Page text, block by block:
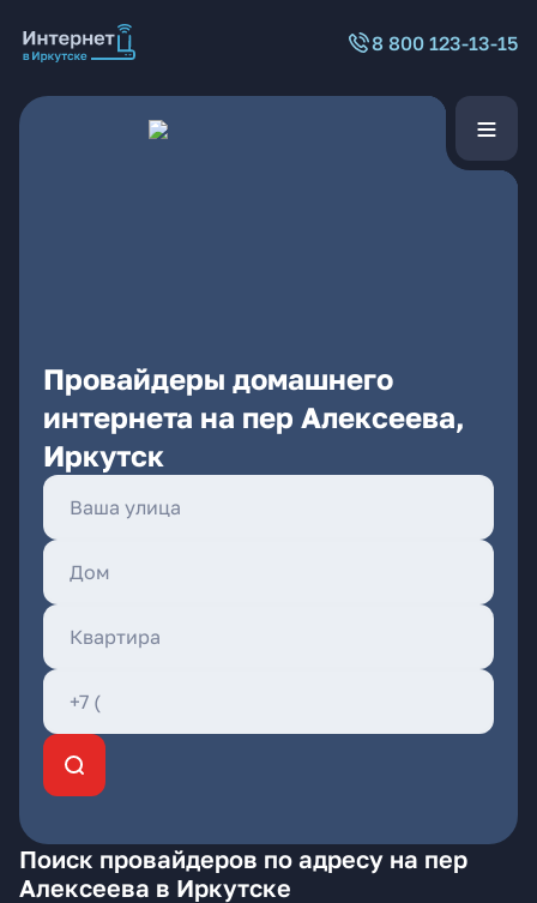
8 800 123-13-15
Провайдеры домашнего
интернета на пер Алексеева,
Иркутск
Поиск провайдеров по адресу на пер
Алексеева в Иркутске